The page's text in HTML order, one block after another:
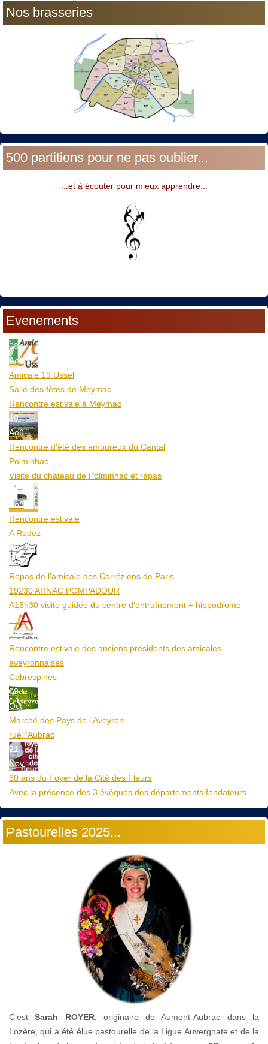
Nos brasseries
500 partitions pour ne pas oublier...
...et à écouter pour mieux apprendre...
Evenements
08
Aoû
Amicale 19 Ussel
Salle des fêtes de Meymac
Rencontre estivale à Meymac
10
Aoû
Rencontre d'été des amoureux du Cantal
Polminhac
Visite du château de Polminhac et repas
12
Aoû
Rencontre estivale
A Rodez
23
Aoû
Repas de l'amicale des Corréziens de Paris
19230 ARNAC POMPADOUR
A15h30 visite guidée du centre d’entraînement + hippodrome
25
Aoû
Rencontre estivale des anciens présidents des amicales
aveyronnaises
Cabrespines
09
Oct
Marché des Pays de l’Aveyron
rue l'Aubrac
21
Nov
60 ans du Foyer de la Cité des Fleurs
Avec la présence des 3 évêques des départements fondateurs.
Pastourelles 2025...
C’estSarah ROYER, originaire de Aumont-Aubrac dans la
Lozère, qui a été élue pastourelle de la Ligue Auvergnate et de la